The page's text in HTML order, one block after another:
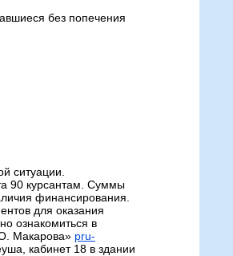
без попечения
ситуации.
90 курсантам. Суммы
финансирования.
для оказания
ознакомиться в
Макарова» pru-
кабинет 18 в здании